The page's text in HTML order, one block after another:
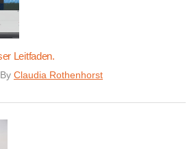
Leitfaden.
By Claudia Rothenhorst